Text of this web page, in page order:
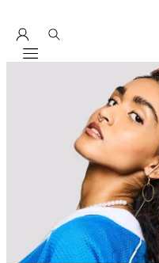
Mobile navigation